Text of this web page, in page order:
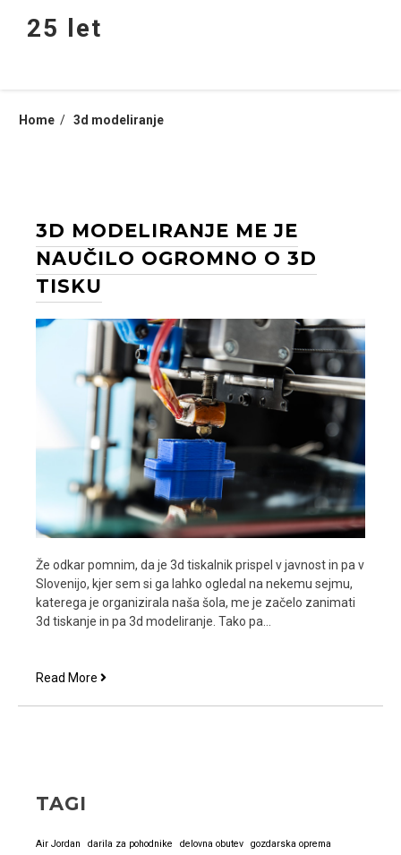
25 let
Home 3d modeliranje
3D MODELIRANJE ME JE
NAUČILO OGROMNO O 3D
TISKU
Že odkar pomnim, da je 3d tiskalnik prispel v javnost in pa v
Slovenijo, kjer sem si ga lahko ogledal na nekemu sejmu,
katerega je organizirala naša šola, me je začelo zanimati
3d tiskanje in pa 3d modeliranje. Tako pa…
Read More 3d
TAGI
Air Jordan darila za pohodnike delovna obutev
gozdarska oprema